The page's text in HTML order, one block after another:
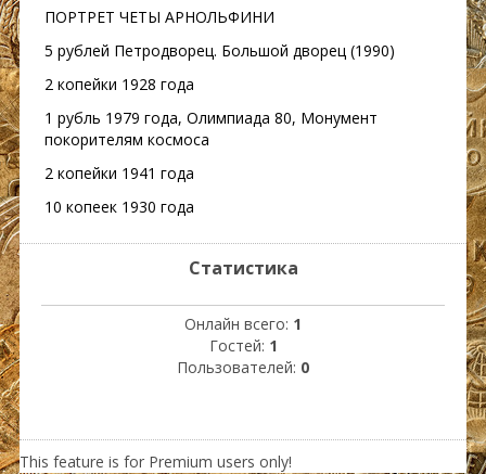
ПОРТРЕТ ЧЕТЫ АРНОЛЬФИНИ
5 рублей Петродворец. Большой дворец (1990)
2 копейки 1928 года
1 рубль 1979 года, Олимпиада 80, Монумент
покорителям космоса
2 копейки 1941 года
10 копеек 1930 года
Статистика
Онлайн всего: 1
Гостей: 1
Пользователей: 0
This feature is for Premium users only!